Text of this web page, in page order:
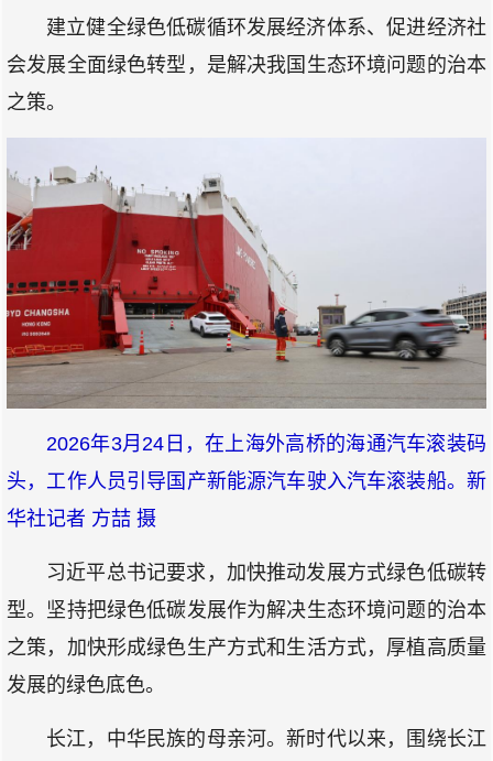
建立健全绿色低碳循环发展经济体系、促进经济社
会发展全面绿色转型，是解决我国生态环境问题的治本
之策。
2026年3月24日，在上海外高桥的海通汽车滚装码
头，工作人员引导国产新能源汽车驶入汽车滚装船。新
华社记者 方喆 摄
习近平总书记要求，加快推动发展方式绿色低碳转
型。坚持把绿色低碳发展作为解决生态环境问题的治本
之策，加快形成绿色生产方式和生活方式，厚植高质量
发展的绿色底色。
长江，中华民族的母亲河。新时代以来，围绕长江